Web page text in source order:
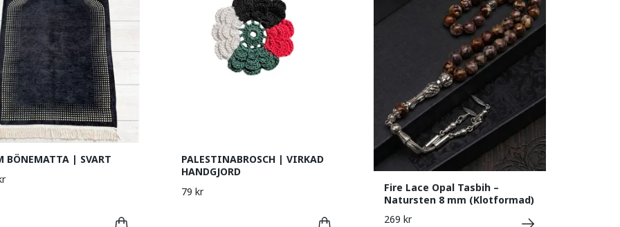
BÖNEMATTA | SVART
PALESTINABROSCH | VIRKAD
HANDGJORD
79 kr
Fire Lace Opal Tasbih –
Natursten 8 mm (Klotformad)
269 kr